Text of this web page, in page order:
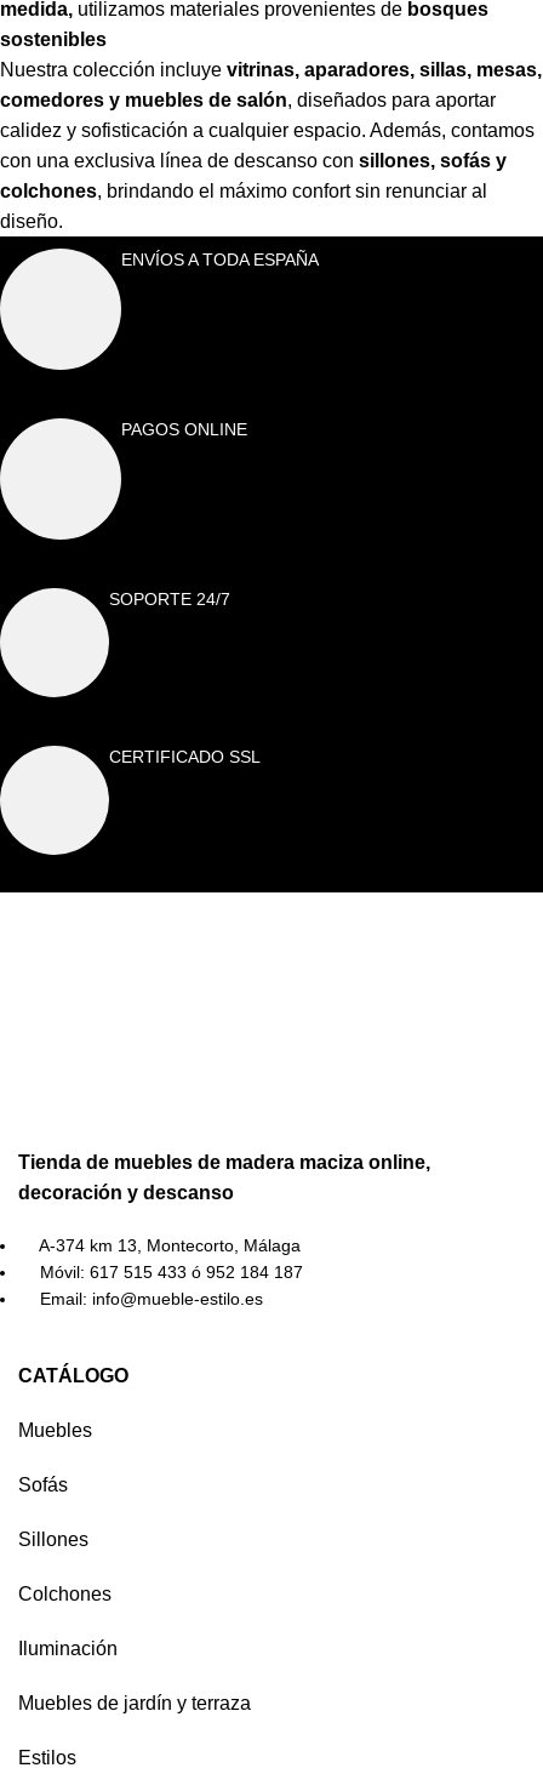
medida, utilizamos materiales provenientes de bosques
sostenibles
Nuestra colección incluye vitrinas, aparadores, sillas, mesas,
comedores y muebles de salón, diseñados para aportar
calidez y sofisticación a cualquier espacio. Además, contamos
con una exclusiva línea de descanso con sillones, sofás y
colchones, brindando el máximo confort sin renunciar al
diseño.
ENVÍOS A TODA ESPAÑA
PAGOS ONLINE
SOPORTE 24/7
CERTIFICADO SSL
Tienda de muebles de madera maciza online,
decoración y descanso
A-374 km 13, Montecorto, Málaga
Móvil: 617 515 433 ó 952 184 187
Email: info@mueble-estilo.es
CATÁLOGO
Muebles
Sofás
Sillones
Colchones
Iluminación
Muebles de jardín y terraza
Estilos